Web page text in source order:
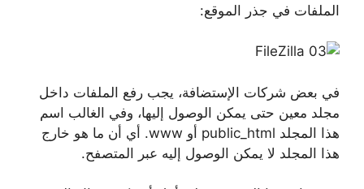
الملفات في جذر الموقع:
في بعض شركات الإستضافة، يجب رفع الملفات داخل
مجلد معين حتى يمكن الوصول إليها، وفي الغالب اسم
هذا المجلد public_html أو www. أي أن ما هو خارج
هذا المجلد لا يمكن الوصول إليه عبر المتصفح.